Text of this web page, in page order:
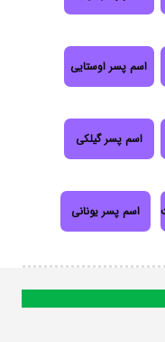
اسم پسر اوستایی
اسم پسر گیلکی
اسم پسر یونانی